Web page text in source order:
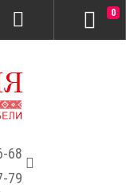
68
79
0